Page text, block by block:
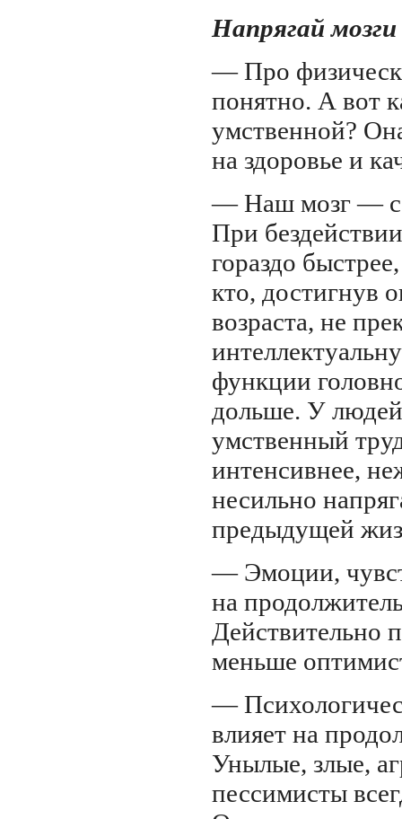
Напрягай мозги
— Про
понятно. А вот
умственной?
на здоровье и
— Наш мозг —
При
гораздо
кто, достигнув
возраста, не
функции
дольше. У
умственный
интенсивнее,
несильно
предыдущей
— Эмоции,
на
Действительно
меньше
—
влияет на
Унылые, злые,
пессимисты